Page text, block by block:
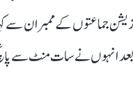
جماعتوں کے ممبران سے
انہوں نے سات منٹ سے پانچ